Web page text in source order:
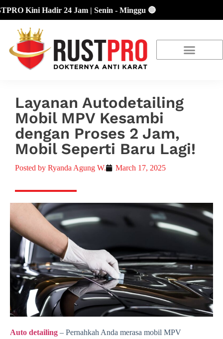
Kini Hadir 24 Jam | Senin - Minggu 🔴
Layanan Autodetailing
Mobil MPV Kesambi
dengan Proses 2 Jam,
Mobil Seperti Baru Lagi!
Posted by Ryanda Agung W. March 17, 2025
Auto detailing – Pernahkah Anda merasa mobil MPV